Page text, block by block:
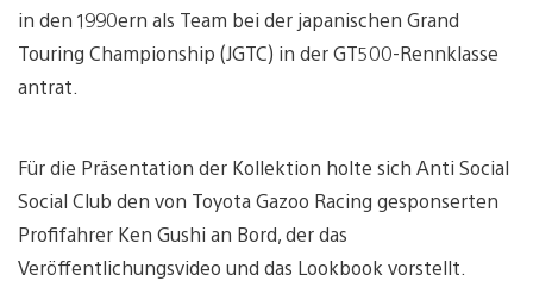
in den 1990ern als Team bei der japanischen Grand
Touring Championship (JGTC) in der GT500-Rennklasse
antrat.
Für die Präsentation der Kollektion holte sich Anti Social
Social Club den von Toyota Gazoo Racing gesponserten
Profifahrer Ken Gushi an Bord, der das
Veröffentlichungsvideo und das Lookbook vorstellt.